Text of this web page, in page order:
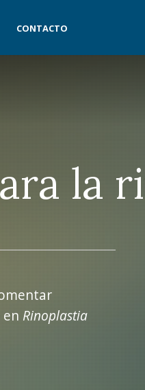
CONTACTO
la
Rinoplastia